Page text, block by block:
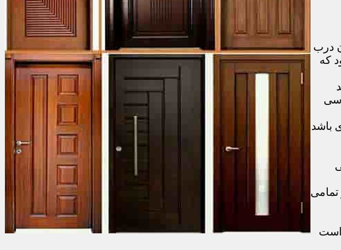
درب
که
سی
باشد
است